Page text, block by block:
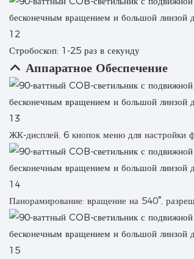
Стробоскоп: 1-25 раз в секунду
Аппаратное Обеспечение
ЖК-дисплей, 6 кнопок меню для настройки
Панорамирование: вращение на 540°,